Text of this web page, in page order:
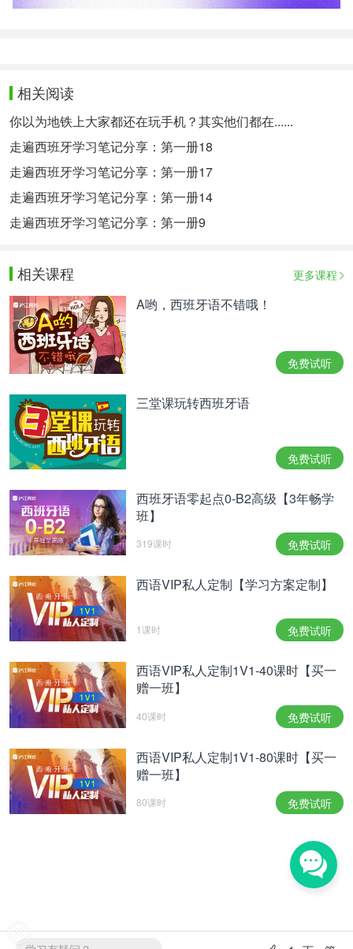
相关阅读
你以为地铁上大家都还在玩手机？其实他们都在......
走遍西班牙学习笔记分享：第一册18
走遍西班牙学习笔记分享：第一册17
走遍西班牙学习笔记分享：第一册14
走遍西班牙学习笔记分享：第一册9
相关课程 更多课程
A哟，西班牙语不错哦！
免费试听
三堂课玩转西班牙语
免费试听
西班牙语零起点0-B2高级【3年畅学
班】
319课时 免费试听
西语VIP私人定制【学习方案定制】
1课时 免费试听
西语VIP私人定制1V1-40课时【买一
赠一班】
40课时 免费试听
西语VIP私人定制1V1-80课时【买一
赠一班】
80课时 免费试听